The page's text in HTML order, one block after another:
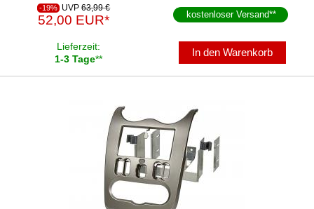
-19% UVP 63,99 €
52,00 EUR* kostenloser Versand**
Lieferzeit:
1-3 Tage**
In den Warenkorb